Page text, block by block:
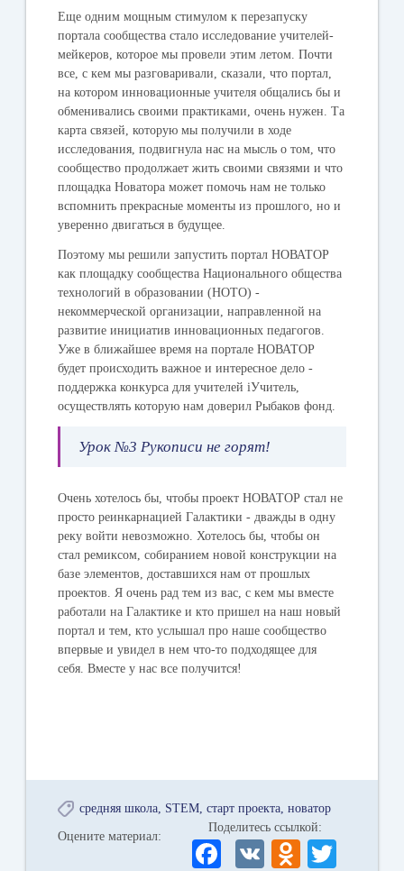
Еще одним мощным стимулом к перезапуску
портала сообщества стало исследование учителей-
мейкеров, которое мы провели этим летом. Почти
все, с кем мы разговаривали, сказали, что портал,
на котором инновационные учителя общались бы и
обменивались своими практиками, очень нужен. Та
карта связей, которую мы получили в ходе
исследования, подвигнула нас на мысль о том, что
сообщество продолжает жить своими связями и что
площадка Новатора может помочь нам не только
вспомнить прекрасные моменты из прошлого, но и
уверенно двигаться в будущее.
Поэтому мы решили запустить портал НОВАТОР
как площадку сообщества Национального общества
технологий в образовании (НОТО) -
некоммерческой организации, направленной на
развитие инициатив инновационных педагогов.
Уже в ближайшее время на портале НОВАТОР
будет происходить важное и интересное дело -
поддержка конкурса для учителей iУчитель,
осуществлять которую нам доверил Рыбаков фонд.
Урок №3 Рукописи не горят!
Очень хотелось бы, чтобы проект НОВАТОР стал не
просто реинкарнацией Галактики - дважды в одну
реку войти невозможно. Хотелось бы, чтобы он
стал ремиксом, собиранием новой конструкции на
базе элементов, доставшихся нам от прошлых
проектов. Я очень рад тем из вас, с кем мы вместе
работали на Галактике и кто пришел на наш новый
портал и тем, кто услышал про наше сообщество
впервые и увидел в нем что-то подходящее для
себя. Вместе у нас все получится!
средняя школа STEM старт проекта новатор
Оцените материал:
Поделитесь ссылкой:
Fa
V O